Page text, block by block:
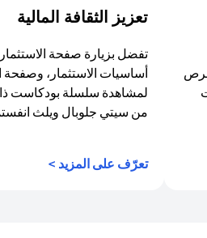
تعزيز الثقافة المالية
تفضل بزيارة صفحة
أساسيات الاستثمار، وصفحة
لمشاهدة سلسلة بودكاست
من سيتي جلوبال ويلث
تعرّف على المزيد >
(opens in a new tab)